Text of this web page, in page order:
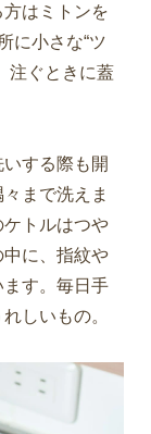
はミトンを
に小さな“ツ
注ぐときに蓋
する際も開
まで洗えま
トルはつや
に、指紋や
す。毎日手
しいもの。